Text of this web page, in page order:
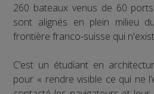
260 bateaux venus de 60
sont alignés en plein milieu
frontière franco-suisse qui
C’est un étudiant en
pour « rendre visible ce qui ne